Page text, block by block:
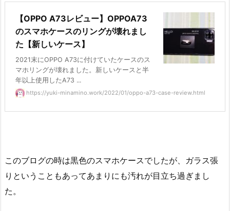
【OPPO A73レビュー】OPPOA73
のスマホケースのリングが壊れまし
た【新しいケース】
2021末にOPPO A73に付けていたケースのス
マホリングが壊れました。新しいケースと半
年以上使用したA73 ...
https://yuki-minamino.work/2022/01/oppo-a73-case-review.html
このブログの時は黒色のスマホケースでしたが、ガラス張
りということもあってあまりにも汚れが目立ち過ぎまし
た。